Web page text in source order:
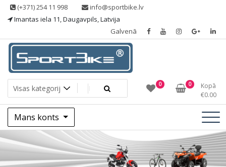
Skip (+371) 254 11 998
info@sportbike.lv
Imantas iela 11, Daugavpils, Latvija
Galvenā
Sportbike
Sporting goods 0 0
Kopā
€0.00
Mans konts